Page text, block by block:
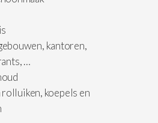
kantoren,
…
koepels en